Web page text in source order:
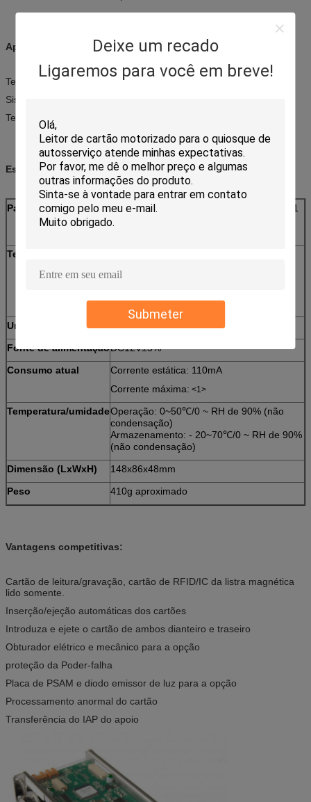
Deixe um recado
Ligaremos para você em breve!
Submeter
Aplicações:
Terminais do quiosque
Sistemas de pagamento
Terminais do controlo de acessos
Especificações:
Padrão do cartão
Cartão magnético: ISO7810 ID-1, ISO7811
Cartão de IC: ISO7816-2
Tempo da vida
Contato de cartão de IC: 300.000
Motor: 300.000 passagens
Uma comunicação
Fonte de alimentaçãoDC12V±5%
Consumo atual
Corrente estática: 110mA
Corrente máxima: <1>
Temperatura/umidadeOperação: 0~50℃/0 ~ RH de 90% (não
condensação)
Armazenamento: - 20~70℃/0 ~ RH de 90%
(não condensação)
Dimensão (LxWxH)
148x86x48mm
Peso
410g aproximado
Vantagens competitivas:
Cartão de leitura/gravação, cartão de RFID/IC da listra magnética
lido somente.
Inserção/ejeção automáticas dos cartões
Introduza e ejete o cartão de ambos dianteiro e traseiro
Obturador elétrico e mecânico para a opção
proteção da Poder-falha
Placa de PSAM e diodo emissor de luz para a opção
Processamento anormal do cartão
Transferência do IAP do apoio